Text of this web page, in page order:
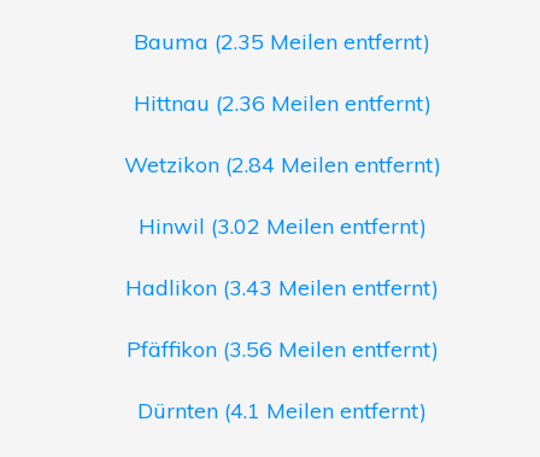
Bauma (2.35 Meilen entfernt)
Hittnau (2.36 Meilen entfernt)
Wetzikon (2.84 Meilen entfernt)
Hinwil (3.02 Meilen entfernt)
Hadlikon (3.43 Meilen entfernt)
Pfäffikon (3.56 Meilen entfernt)
Dürnten (4.1 Meilen entfernt)